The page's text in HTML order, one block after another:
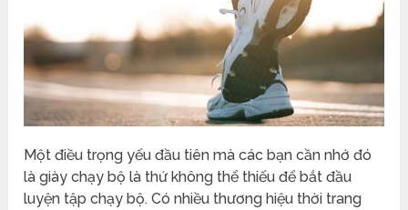
Một điều trọng yếu đầu tiên mà các bạn cần nhớ đó
là giày chạy bộ là thứ không thể thiếu để bắt đầu
luyện tập chạy bộ. Có nhiều thương hiệu thời trang